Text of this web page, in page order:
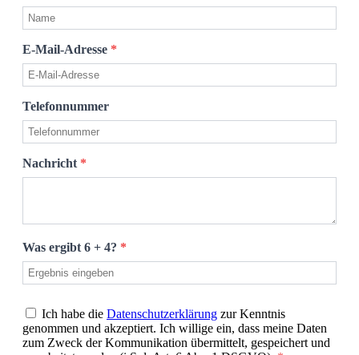
E-Mail-Adresse *
Telefonnummer
Nachricht *
Was ergibt 6 + 4? *
Ich habe die Datenschutzerklärung zur Kenntnis
genommen und akzeptiert. Ich willige ein, dass meine Daten
zum Zweck der Kommunikation übermittelt, gespeichert und